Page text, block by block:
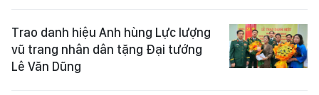
Trao danh hiệu Anh hùng Lực lượng
vũ trang nhân dân tặng Đại tướng
Lê Văn Dũng